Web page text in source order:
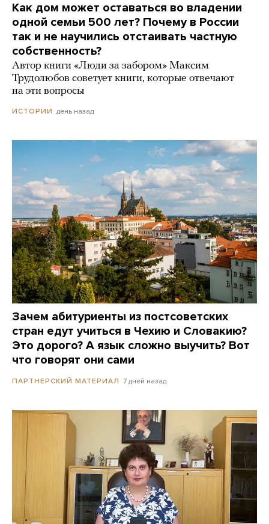
Как дом может оставаться во владении
одной семьи 500 лет? Почему в России
так и не научились отстаивать частную
собственность?
Автор книги «Люди за забором» Максим
Трудолюбов советует книги, которые отвечают
на эти вопросы
ИСТОРИИ день назад
Зачем абитуриенты из постсоветских
стран едут учиться в Чехию и Словакию?
Это дорого? А язык сложно выучить? Вот
что говорят они сами
ПАРТНЕРСКИЙ МАТЕРИАЛ 7 дней назад